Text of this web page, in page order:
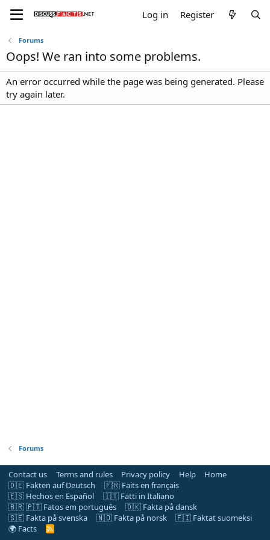
Log in Register
Forums
Oops! We ran into some problems.
An error occurred while the page was being generated. Please
try again later.
Forums
Contact us Terms and rules Privacy policy Help
Home
🇩🇪 Fakten auf Deutsch
🇫🇷 Faits en français
🇪🇸 Hechos en Español
🇮🇹 Fatti in Italiano
🇧🇷 🇵🇹 Fatos em português
🇩🇰 Fakta på dansk
🇸🇪 Fakta på svenska
🇳🇴 Fakta på norsk
🇫🇮 Faktat suomeksi
🌍 Facts
R